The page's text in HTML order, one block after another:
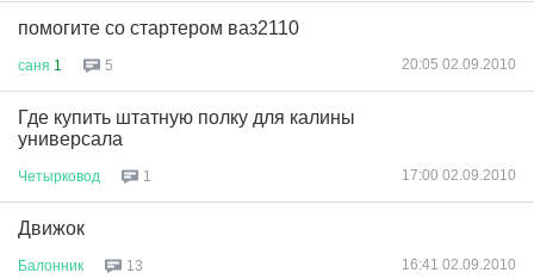
помогите со стартером ваз2110
саня 1 5 20:05 02.09.2010
Где купить штатную полку для калины
универсала
Четырковод 1 17:00 02.09.2010
Движок
Балонник 13 16:41 02.09.2010